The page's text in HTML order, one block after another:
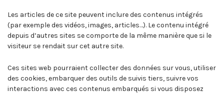
Les articles de ce site peuvent inclure des contenus intégrés
(par exemple des vidéos, images, articles…). Le contenu intégré
depuis d’autres sites se comporte de la même manière que si le
visiteur se rendait sur cet autre site.
Ces sites web pourraient collecter des données sur vous, utiliser
des cookies, embarquer des outils de suivis tiers, suivre vos
interactions avec ces contenus embarqués si vous disposez